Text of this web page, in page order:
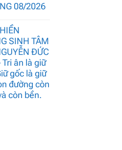
08/2026
SINH TÂM
ĐỨC
Tri ân là giữ
gốc là giữ
đường còn
còn bền.